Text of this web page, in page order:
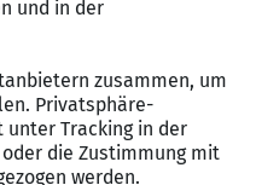
Umweltschutz.
deine Zukunft.
etwas bewegt.